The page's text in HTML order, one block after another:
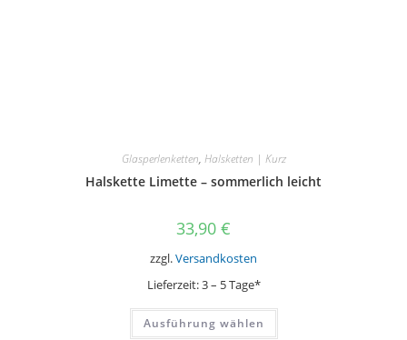
Glasperlenketten, Halsketten | Kurz
Halskette Limette – sommerlich leicht
33,90 €
zzgl.Versandkosten
Lieferzeit:3 – 5 Tage*
Ausführung wählen
Dieses